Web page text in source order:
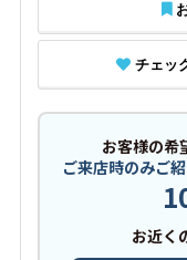
チェッ
お客様の希
ご来店時のみご
お近く